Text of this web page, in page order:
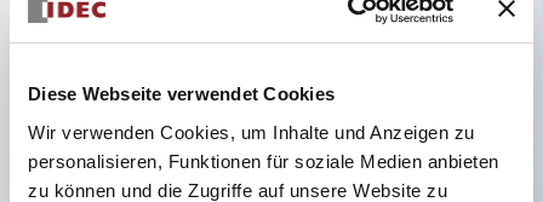
Diese Webseite verwendet Cookies
Wir verwenden Cookies, um Inhalte und Anzeigen zu
personalisieren, Funktionen für soziale Medien anbieten
zu können und die Zugriffe auf unsere Website zu
Aus (Position 3) verhindern
Kontaktverschweißung (nach EN 60947-5-1 /
IEC60947-5-1)